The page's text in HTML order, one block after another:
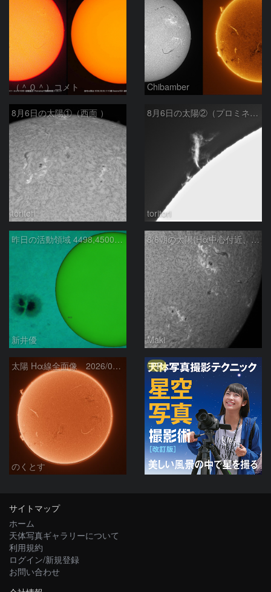
（＾０＾）コメト Chibamber
8月6日の太陽①（西面 ）
toritori
8月6日の太陽②（プロミネン北東縁 ）
toritori
昨日の活動領域 4498,4500：2026/08/05
新井優
8/6朝の太陽(Hα中心付近、4498、4502付近)
Maki
太陽 Hα線全面像 2026/08/06
のくとす
PR
サイトマップ
ホーム
天体写真ギャラリーについて
利用規約
ログイン/新規登録
お問い合わせ